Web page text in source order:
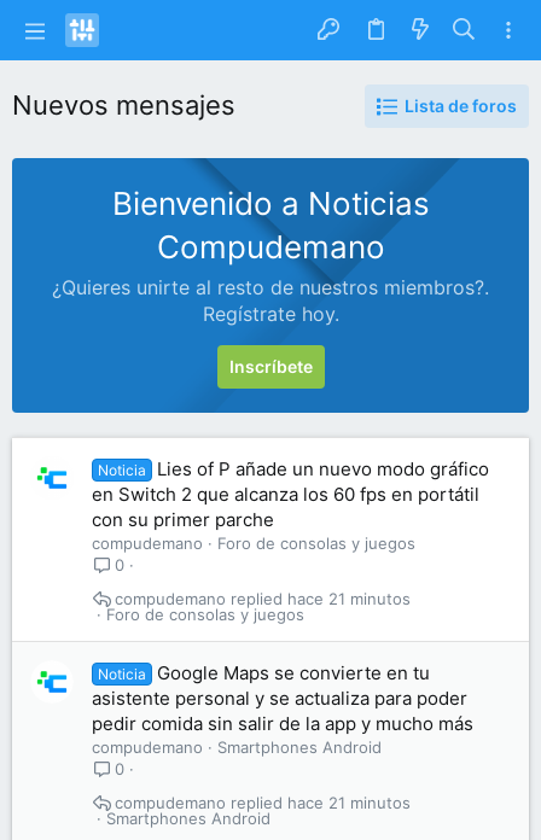
Nuevos mensajes Lista de foros
Bienvenido a Noticias
Compudemano
¿Quieres unirte al resto de nuestros miembros?.
Regístrate hoy.
Inscríbete
Noticia
Lies of P añade un nuevo modo gráfico
en Switch 2 que alcanza los 60 fps en portátil
con su primer parche
compudemano
Foro de consolas y juegos
0
Foro de consolas y juegos
hace 21 minutos
compudemano
Noticia
Google Maps se convierte en tu
asistente personal y se actualiza para poder
pedir comida sin salir de la app y mucho más
compudemano
Smartphones Android
0
Smartphones Android
hace 21 minutos
compudemano